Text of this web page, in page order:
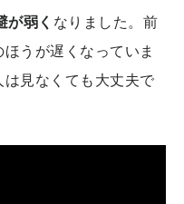
が弱く なりました。前
うが遅くなっていま
見なくても大丈夫で